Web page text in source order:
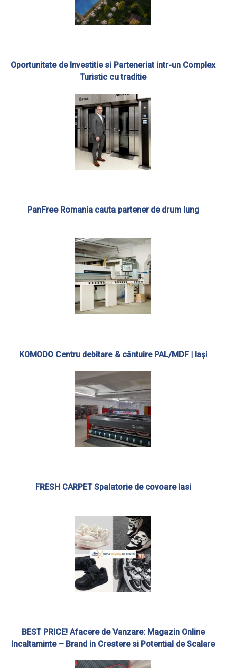
Oportunitate de Investitie si Parteneriat intr-un Complex
Turistic cu traditie
PanFree Romania cauta partener de drum lung
KOMODO Centru debitare & căntuire PAL/MDF | Iași
FRESH CARPET Spalatorie de covoare Iasi
BEST PRICE! Afacere de Vanzare: Magazin Online
Incaltaminte – Brand in Crestere si Potential de Scalare